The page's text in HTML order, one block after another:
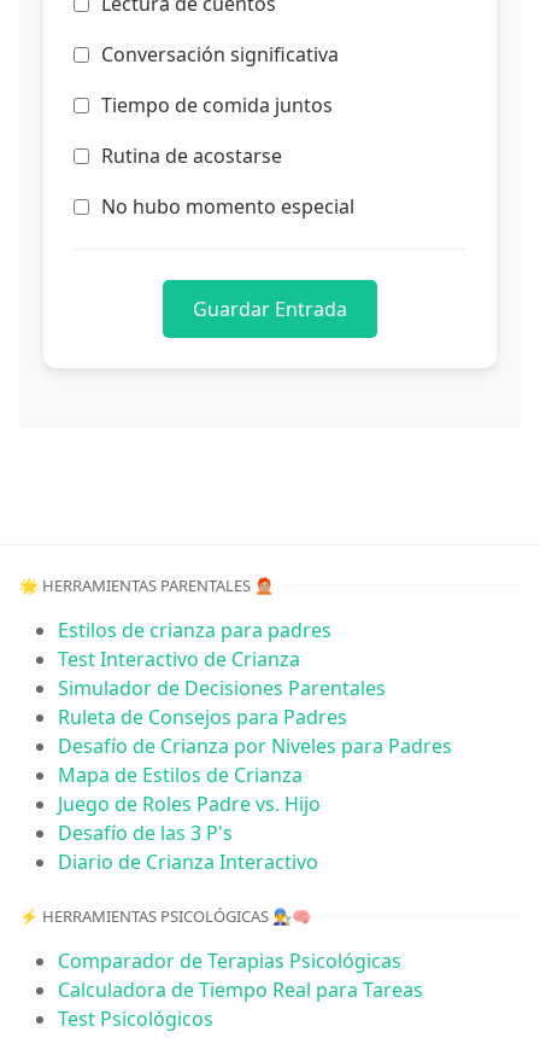
Conversación significativa
Tiempo de comida juntos
Rutina de acostarse
No hubo momento especial
Guardar Entrada
🌟 HERRAMIENTAS PARENTALES 🧑🏼‍🦰
Estilos de crianza para padres
Test Interactivo de Crianza
Simulador de Decisiones Parentales
Ruleta de Consejos para Padres
Desafío de Crianza por Niveles para Padres
Mapa de Estilos de Crianza
Juego de Roles Padre vs. Hijo
Desafío de las 3 P's
Diario de Crianza Interactivo
⚡️ HERRAMIENTAS PSICOLÓGICAS 👨‍🔧🧠
Comparador de Terapias Psicológicas
Calculadora de Tiempo Real para Tareas
Test Psicológicos